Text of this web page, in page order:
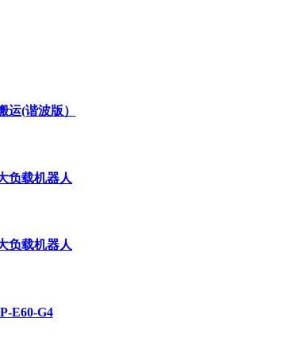
运(谐波版）
负载机器人
负载机器人
E60-G4